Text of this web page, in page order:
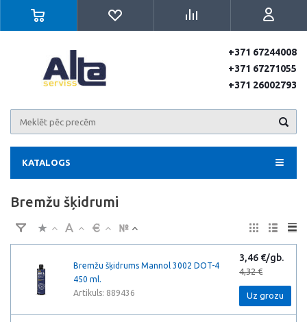
+371 67244008
+371 67271055
+371 26002793
KATALOGS
Bremžu šķidrumi
Bremžu šķidrums Mannol 3002 DOT-4
450 ml.
Artikuls: 889436
3,46 €/gb.
4,32 €
Uz grozu